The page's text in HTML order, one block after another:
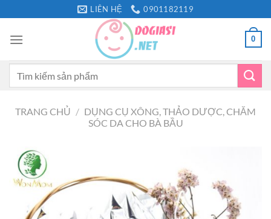
qua
nội
LIÊN HỆ 0901182119
0
TRANG CHỦ / DỤNG CỤ XÔNG, THẢO DƯỢC, CHĂM
SÓC DA CHO BÀ BẦU